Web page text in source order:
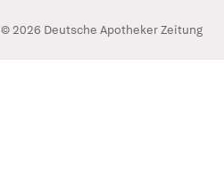
© 2026 Deutsche Apotheker Zeitung